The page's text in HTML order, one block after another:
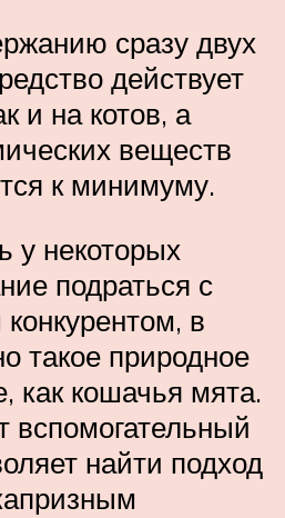
сразу двух
действует
и на котов, а
веществ
к минимуму.
у некоторых
подраться с
в
такое природное
как кошачья мята.
вспомогательный
найти подход